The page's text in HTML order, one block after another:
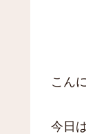
こん
今日